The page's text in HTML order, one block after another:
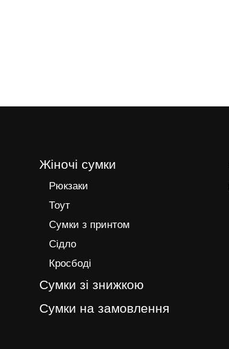
Жіночі сумки
Рюкзаки
Тоут
Сумки з принтом
Сідло
Кросбоді
Сумки зі знижкою
Сумки на замовлення